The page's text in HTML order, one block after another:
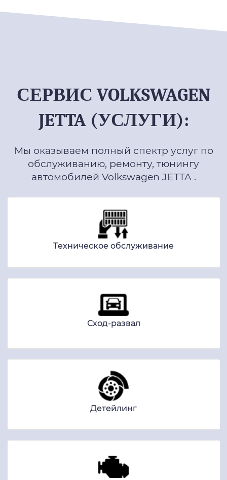
СЕРВИС VOLKSWAGEN
JETTA (УСЛУГИ):
Мы оказываем полный спектр услуг по
обслуживанию, ремонту, тюнингу
автомобилей Volkswagen JETTA .
Техническое обслуживание
Сход-развал
Детейлинг